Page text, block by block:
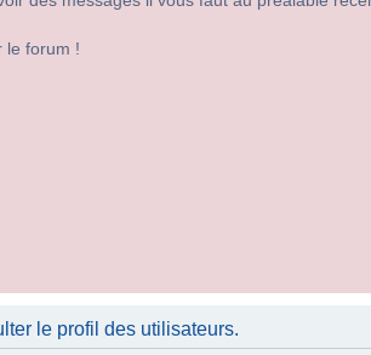
le forum !
le profil des utilisateurs.